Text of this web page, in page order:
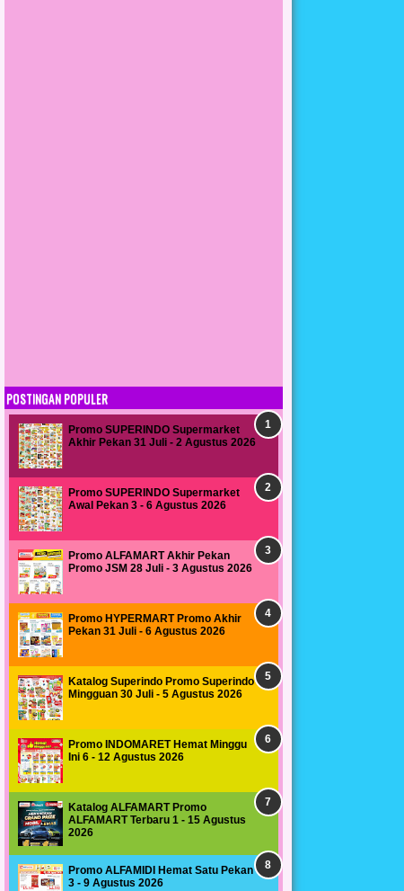
POSTINGAN POPULER
Promo SUPERINDO Supermarket
Akhir Pekan 31 Juli - 2 Agustus 2026
Promo SUPERINDO Supermarket
Awal Pekan 3 - 6 Agustus 2026
Promo ALFAMART Akhir Pekan
Promo JSM 28 Juli - 3 Agustus 2026
Promo HYPERMART Promo Akhir
Pekan 31 Juli - 6 Agustus 2026
Katalog Superindo Promo Superindo
Mingguan 30 Juli - 5 Agustus 2026
Promo INDOMARET Hemat Minggu
Ini 6 - 12 Agustus 2026
Katalog ALFAMART Promo
ALFAMART Terbaru 1 - 15 Agustus
2026
Promo ALFAMIDI Hemat Satu Pekan
3 - 9 Agustus 2026